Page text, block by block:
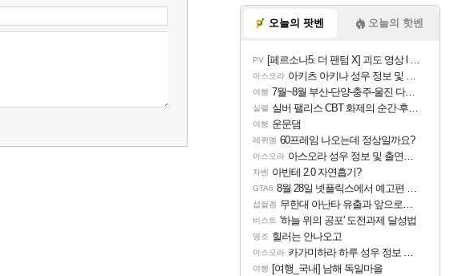
오늘의 팟벤 오늘의 핫벤
PV [페르소나5: 더 팬텀 X] 괴도 영상 l 타카마키 안·댄싱 스타
아스오라 아키츠 아키나 성우 정보 및 주요 필모
여행 7월~8월 부산-단양-충주-울진 다녀왔어요~
실팰 실버 팰리스 CBT 화제의 순간·후기 모음
여행 운문댐
레퀴엠 60프레임 나오는데 정상일까요?
아스오라 아스오라 성우 정보 및 출연작 모음
차벤 아반테 2.0 자연흡기?
GTA6 8월 28일 넷플릭스에서 예고편 공개 예정
섭컬겜 무한대 아난타 유출과 앞으로의 예상 (루머)
비스트 '하늘 위의 공포' 도전과제 달성법
명조 힐러는 안나오고
아스오라 카가미하라 하루 성우 정보 및 주요 필모
여행 [여행_국내] 남해 독일마을